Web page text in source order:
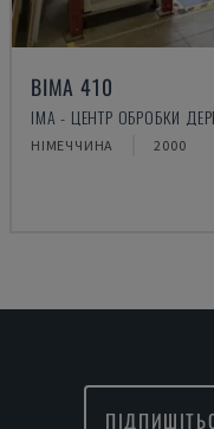
BIMA 410
IMA - ЦЕНТР ОБРОБКИ
НІМЕЧЧИНА 2000